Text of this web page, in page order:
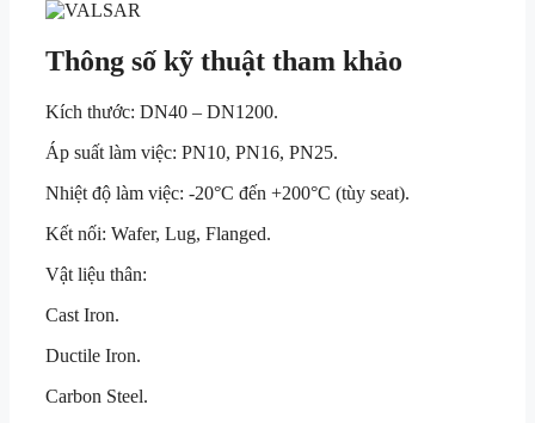
Thông số kỹ thuật tham khảo
Kích thước: DN40 – DN1200.
Áp suất làm việc: PN10, PN16, PN25.
Nhiệt độ làm việc: -20°C đến +200°C (tùy seat).
Kết nối: Wafer, Lug, Flanged.
Vật liệu thân:
Cast Iron.
Ductile Iron.
Carbon Steel.